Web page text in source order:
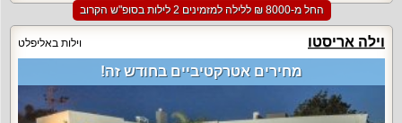
החל מ-‏8000 ₪ ללילה למזמינים 2 לילות בסופ"ש הקרוב
וילה אריסטו וילות באליפלט
מחירים אטרקטיביים בחודש זה!